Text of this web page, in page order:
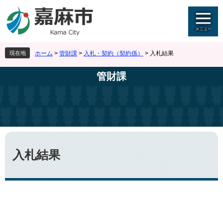
ジ
先
頭
で
ュ
を
飛
ば
現在地 ホーム > 管財課 > 入札・契約（契約係） > 入札結果
管財課
本
文
入札結果